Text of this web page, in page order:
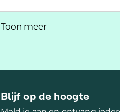
Lees meer over Gedicht;
Toon meer
Blijf op de hoogte